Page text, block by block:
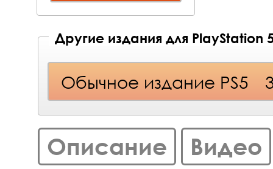
Другие издания для PlayStation
Обычное издание PS5
Описание Видео